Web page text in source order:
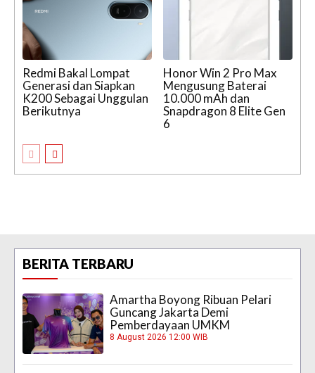
Redmi Bakal Lompat
Generasi dan Siapkan
K200 Sebagai Unggulan
Berikutnya
Honor Win 2 Pro Max
Mengusung Baterai
10.000 mAh dan
Snapdragon 8 Elite Gen
6
BERITA TERBARU
Amartha Boyong Ribuan Pelari
Guncang Jakarta Demi
Pemberdayaan UMKM
8 August 2026 12:00 WIB